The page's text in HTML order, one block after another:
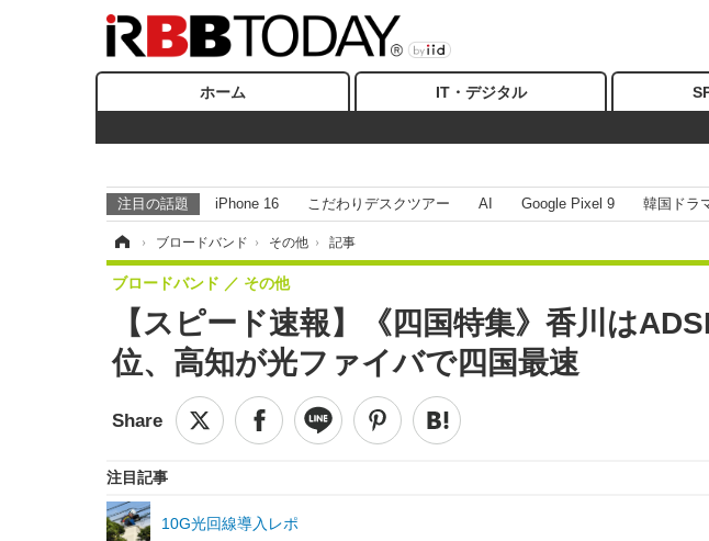
ホーム IT・デジタル
注目の話題 iPhone 16 こだわりデスクツアー AI Google Pixel 9 韓国ドラ
› ブロードバンド › その他 › 記事
【スピード速報】《四国特集》香川は
位、高知が光ファイバで四国最速
ブロードバンド その他
注目記事
10G光回線導入レポ